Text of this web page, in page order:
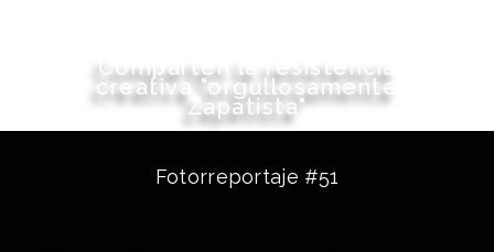
Comparten la resistencia
creativa "orgullosamente
Zapatista"
Fotorreportaje #51